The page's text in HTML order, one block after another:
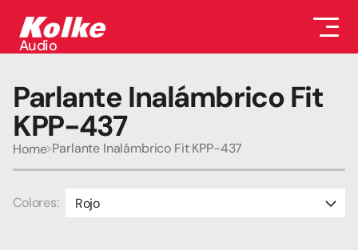
Audio
Auriculares
Conectividad
Gaming
Seguridad
Tabletas
Parlante Inalámbrico Fit
KPP-437
Home Parlante Inalámbrico Fit KPP-437
Colores:
Rojo